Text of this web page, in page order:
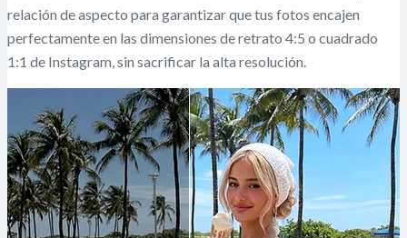
relación de aspecto para garantizar que tus fotos encajen
perfectamente en las dimensiones de retrato 4:5 o cuadrado
1:1 de Instagram, sin sacrificar la alta resolución.